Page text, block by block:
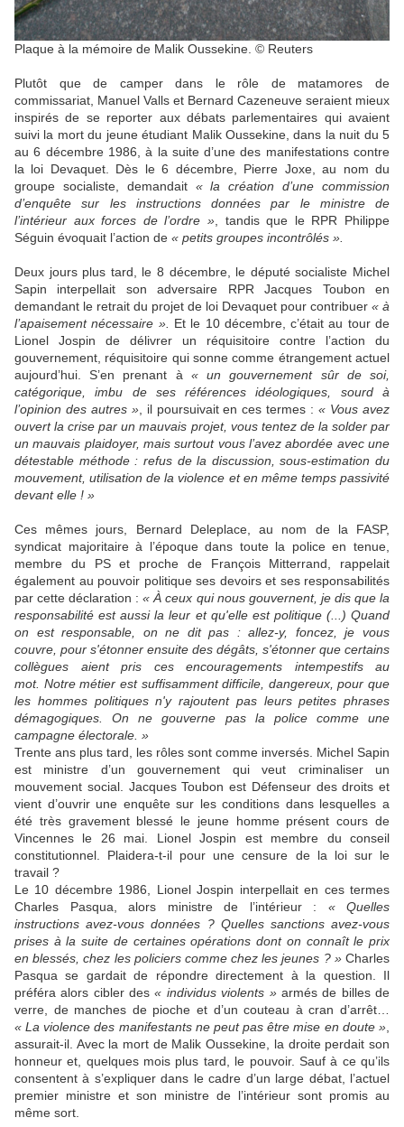
Plaque à la mémoire de Malik Oussekine. © Reuters
Plutôt que de camper dans le rôle de matamores de
commissariat, Manuel Valls et Bernard Cazeneuve seraient mieux
inspirés de se reporter aux débats parlementaires qui avaient
suivi la mort du jeune étudiant Malik Oussekine, dans la nuit du 5
au 6 décembre 1986, à la suite d’une des manifestations contre
la loi Devaquet. Dès le 6 décembre, Pierre Joxe, au nom du
groupe socialiste, demandait « la création d’une commission
d’enquête sur les instructions données par le ministre de
l’intérieur aux forces de l’ordre » , tandis que le RPR Philippe
Séguin évoquait l’action de « petits groupes incontrôlés ».
Deux jours plus tard, le 8 décembre, le député socialiste Michel
Sapin interpellait son adversaire RPR Jacques Toubon en
demandant le retrait du projet de loi Devaquet pour contribuer « à
l’apaisement nécessaire ».
Et le 10 décembre, c’était au tour de
Lionel Jospin de délivrer un réquisitoire contre l’action du
gouvernement, réquisitoire qui sonne comme étrangement actuel
aujourd’hui. S’en prenant à « un gouvernement sûr de soi,
catégorique, imbu de ses références idéologiques, sourd à
l’opinion des autres », il poursuivait en ces termes :« Vous avez
ouvert la crise par un mauvais projet, vous tentez de la solder par
un mauvais plaidoyer, mais surtout vous l’avez abordée avec une
détestable méthode : refus de la discussion, sous-estimation du
mouvement, utilisation de la violence et en même temps passivité
devant elle ! »
Ces mêmes jours, Bernard Deleplace, au nom de la FASP,
syndicat majoritaire à l’époque dans toute la police en tenue,
membre du PS et proche de François Mitterrand, rappelait
également au pouvoir politique ses devoirs et ses responsabilités
par cette déclaration : « À ceux qui nous gouvernent, je dis que la
responsabilité est aussi la leur et qu'elle est politique (...) Quand
on est responsable, on ne dit pas : allez-y, foncez, je vous
couvre, pour s'étonner ensuite des dégâts, s'étonner que certains
collègues aient pris ces encouragements intempestifs au
mot. Notre métier est suffisamment difficile, dangereux, pour que
les hommes politiques n'y rajoutent pas leurs petites phrases
démagogiques. On ne gouverne pas la police comme une
campagne électorale. »
Trente ans plus tard, les rôles sont comme inversés. Michel Sapin
est ministre d’un gouvernement qui veut criminaliser un
mouvement social. Jacques Toubon est Défenseur des droits et
vient d’ouvrir une enquête sur les conditions dans lesquelles a
été très gravement blessé le jeune homme présent cours de
Vincennes le 26 mai. Lionel Jospin est membre du conseil
constitutionnel. Plaidera-t-il pour une censure de la loi sur le
travail ?
Le 10 décembre 1986, Lionel Jospin interpellait en ces termes
Charles Pasqua, alors ministre de l’intérieur : « Quelles
instructions avez-vous données ? Quelles sanctions avez-vous
prises à la suite de certaines opérations dont on connaît le prix
en blessés, chez les policiers comme chez les jeunes ? »Charles
Pasqua se gardait de répondre directement à la question. Il
préféra alors cibler des« individus violents »armés de billes de
verre, de manches de pioche et d’un couteau à cran d’arrêt…
« La violence des manifestants ne peut pas être mise en doute »,
assurait-il. Avec la mort de Malik Oussekine, la droite perdait son
honneur et, quelques mois plus tard, le pouvoir. Sauf à ce qu’ils
consentent à s’expliquer dans le cadre d’un large débat, l’actuel
premier ministre et son ministre de l’intérieur sont promis au
même sort.